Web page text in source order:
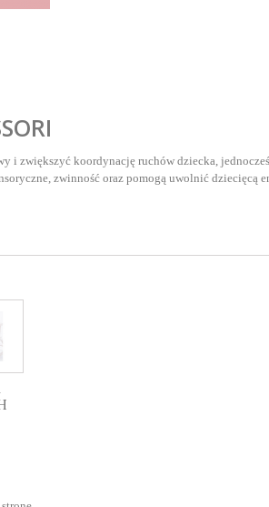
i zwiększyć koordynację ruchów dziecka,
zwinność oraz pomogą uwolnić dziecięcą